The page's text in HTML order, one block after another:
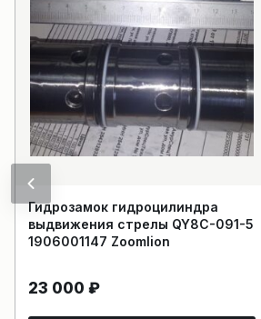
Гидрозамок гидроцилиндра
выдвижения стрелы QY8C-091-5
1906001147 Zoomlion
23 000 ₽